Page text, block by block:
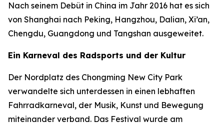
Nach seinem Debüt in China im Jahr 2016 hat es sich
von Shanghai nach Peking, Hangzhou, Dalian, Xi’an,
Chengdu, Guangdong und Tangshan ausgeweitet.
Ein Karneval des Radsports und der Kultur
Der Nordplatz des Chongming New City Park
verwandelte sich unterdessen in einen lebhaften
Fahrradkarneval, der Musik, Kunst und Bewegung
miteinander verband. Das Festival wurde am